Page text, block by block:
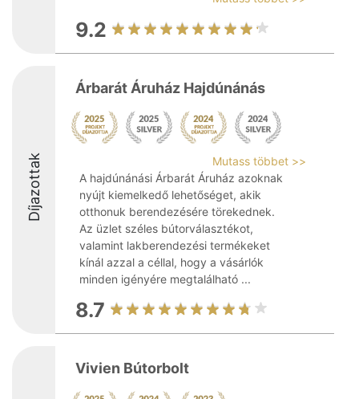
9.2
Díjazottak
Árbarát Áruház Hajdúnánás
Mutass többet >>
A hajdúnánási Árbarát Áruház azoknak
nyújt kiemelkedő lehetőséget, akik
otthonuk berendezésére törekednek.
Az üzlet széles bútorválasztékot,
valamint lakberendezési termékeket
kínál azzal a céllal, hogy a vásárlók
minden igényére megtalálható ...
8.7
Vivien Bútorbolt